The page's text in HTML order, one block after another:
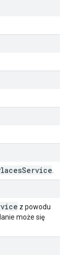
Service.
z powodu
może się